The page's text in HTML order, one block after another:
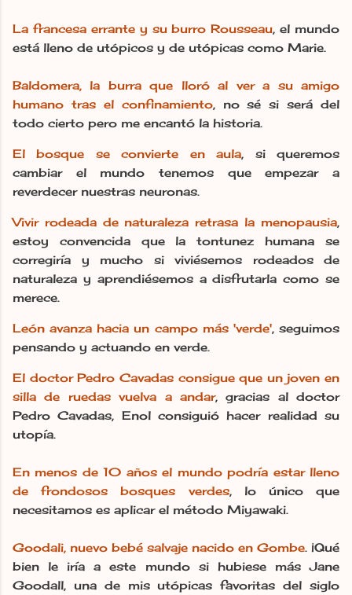
La francesa errante y su burro Rousseau, el mundo
está lleno de utópicos y de utópicas como Marie.
Baldomera, la burra que lloró al ver a su amigo
humano tras el confinamiento, no sé si será del
todo cierto pero me encantó la historia.
El bosque se convierte en aula, si queremos
cambiar el mundo tenemos que empezar a
reverdecer nuestras neuronas.
Vivir rodeada de naturaleza retrasa la menopausia,
estoy convencida que la tontunez humana se
corregiría y mucho si viviésemos rodeados de
naturaleza y aprendiésemos a disfrutarla como se
merece.
León avanza hacia un campo más 'verde', seguimos
pensando y actuando en verde.
El doctor Pedro Cavadas consigue que un joven en
silla de ruedas vuelva a andar, gracias al doctor
Pedro Cavadas, Enol consiguió hacer realidad su
utopía.
En menos de 10 años el mundo podría estar lleno
de frondosos bosques verdes, lo único que
necesitamos es aplicar el método Miyawaki.
Goodali, nuevo bebé salvaje nacido en Gombe. ¡Qué
bien le iría a este mundo si hubiese más Jane
Goodall, una de mis utópicas favoritas del siglo